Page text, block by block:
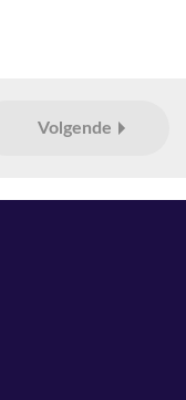
Volgende